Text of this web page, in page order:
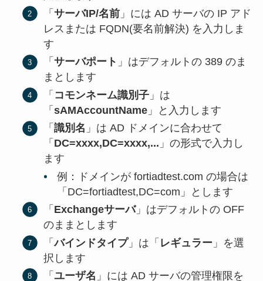
「サーバIP/名前 」には AD サーバの IP アド
レスまたは FQDN(要名前解決) を入力しま
す
「サーバポート 」はデフォルトの 389 のま
まとします
「 コモンネーム識別子 」は
「sAMAccountName 」と入力します
「識別名 」は AD ドメインに合わせて
「 DC=xxxx,DC=xxxx,... 」の形式で入力し
ます
例：ドメインが fortiadtest.com の場合は
「DC=fortiadtest,DC=com」とします
「 Exchangeサーバ」はデフォルトの OFF
のままとします
「バインドタイプ」は「 レギュラー 」を選
択します
「ユーザ名 」には AD サーバの管理権限を